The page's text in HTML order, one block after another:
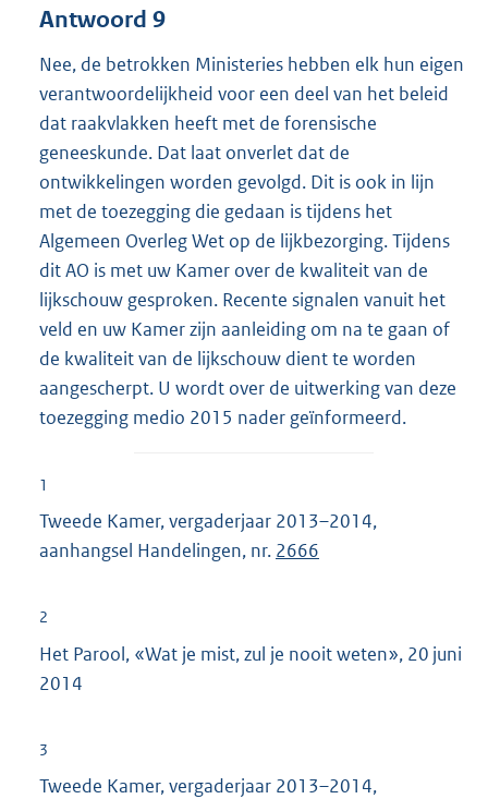
Antwoord 9
Nee, de betrokken Ministeries hebben elk hun eigen
verantwoordelijkheid voor een deel van het beleid
dat raakvlakken heeft met de forensische
geneeskunde. Dat laat onverlet dat de
ontwikkelingen worden gevolgd. Dit is ook in lijn
met de toezegging die gedaan is tijdens het
Algemeen Overleg Wet op de lijkbezorging. Tijdens
dit AO is met uw Kamer over de kwaliteit van de
lijkschouw gesproken. Recente signalen vanuit het
veld en uw Kamer zijn aanleiding om na te gaan of
de kwaliteit van de lijkschouw dient te worden
aangescherpt. U wordt over de uitwerking van deze
toezegging medio 2015 nader geïnformeerd.
1
Tweede Kamer, vergaderjaar 2013–2014,
aanhangsel Handelingen, nr. 2666
2
Het Parool, «Wat je mist, zul je nooit weten», 20 juni
2014
3
Tweede Kamer, vergaderjaar 2013–2014,